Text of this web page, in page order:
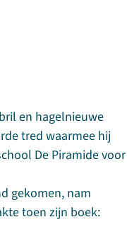
en hagelnieuwe
tred waarmee hij
De Piramide voor
gekomen, nam
toen zijn boek: